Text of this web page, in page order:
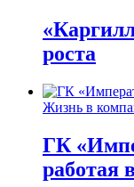
роста
Жизнь в
ГК
работая